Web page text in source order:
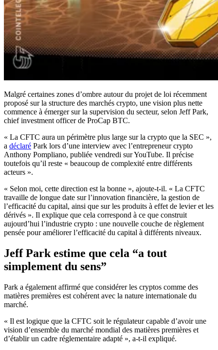
Malgré certaines zones d’ombre autour du projet de loi récemment
proposé sur la structure des marchés crypto, une vision plus nette
commence à émerger sur la supervision du secteur, selon Jeff Park,
chief investment officer de ProCap BTC.
« La CFTC aura un périmètre plus large sur la crypto que la SEC »,
a déclaré Park lors d’une interview avec l’entrepreneur crypto
Anthony Pompliano, publiée vendredi sur YouTube. Il précise
toutefois qu’il reste « beaucoup de complexité entre différents
acteurs ».
« Selon moi, cette direction est la bonne », ajoute-t-il. « La CFTC
travaille de longue date sur l’innovation financière, la gestion de
l’efficacité du capital, ainsi que sur les produits à effet de levier et les
dérivés ». Il explique que cela correspond à ce que construit
aujourd’hui l’industrie crypto : une nouvelle couche de règlement
pensée pour améliorer l’efficacité du capital à différents niveaux.
Jeff Park estime que cela “a tout
simplement du sens”
Park a également affirmé que considérer les cryptos comme des
matières premières est cohérent avec la nature internationale du
marché.
« Il est logique que la CFTC soit le régulateur capable d’avoir une
vision d’ensemble du marché mondial des matières premières et
d’établir un cadre réglementaire adapté », a-t-il expliqué.